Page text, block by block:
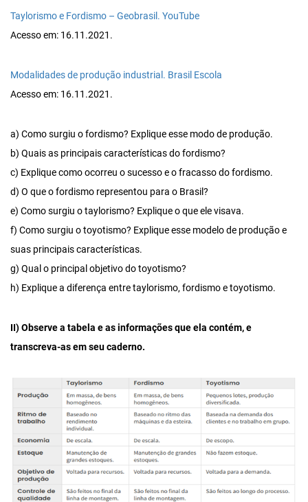
Taylorismo e Fordismo – Geobrasil. YouTube
Acesso em: 16.11.2021.
Modalidades de produção industrial. Brasil Escola
Acesso em: 16.11.2021.
a) Como surgiu o fordismo? Explique esse modo de produção.
b) Quais as principais características do fordismo?
c) Explique como ocorreu o sucesso e o fracasso do fordismo.
d) O que o fordismo representou para o Brasil?
e) Como surgiu o taylorismo? Explique o que ele visava.
f) Como surgiu o toyotismo? Explique esse modelo de produção e
suas principais características.
g) Qual o principal objetivo do toyotismo?
h) Explique a diferença entre taylorismo, fordismo e toyotismo.
II) Observe a tabela e as informações que ela contém, e
transcreva-as em seu caderno.